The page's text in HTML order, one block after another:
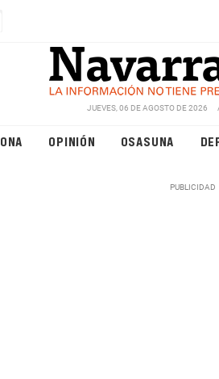
JUEVES, 06 DE AGOSTO DE 2026
OPINIÓN OSASUNA